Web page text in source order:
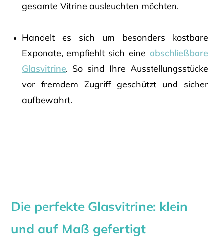
gesamte Vitrine ausleuchten möchten.
Handelt es sich um besonders kostbare
Exponate, empfiehlt sich eine abschließbare
Glasvitrine. So sind Ihre Ausstellungsstücke
vor fremdem Zugriff geschützt und sicher
aufbewahrt.
Die perfekte Glasvitrine: klein
und auf Maß gefertigt